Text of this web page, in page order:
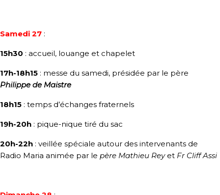
Samedi 27 :
15h30 : accueil, louange et chapelet
17h-18h15 : messe du samedi, présidée par le père
Philippe de Maistre
18h15 : temps d’échanges fraternels
19h-20h : pique-nique tiré du sac
20h-22h : veillée spéciale autour des intervenants de
Radio Maria animée par le père Mathieu Reyet Fr Cliff Assi